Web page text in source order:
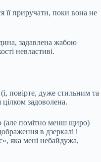
її приручати, поки вона не
задавлена жабою
невластиві.
повірте, дуже стильним та
задоволена.
(але помітно менш щиро)
в дзеркалі і
яка мені небайдужа,